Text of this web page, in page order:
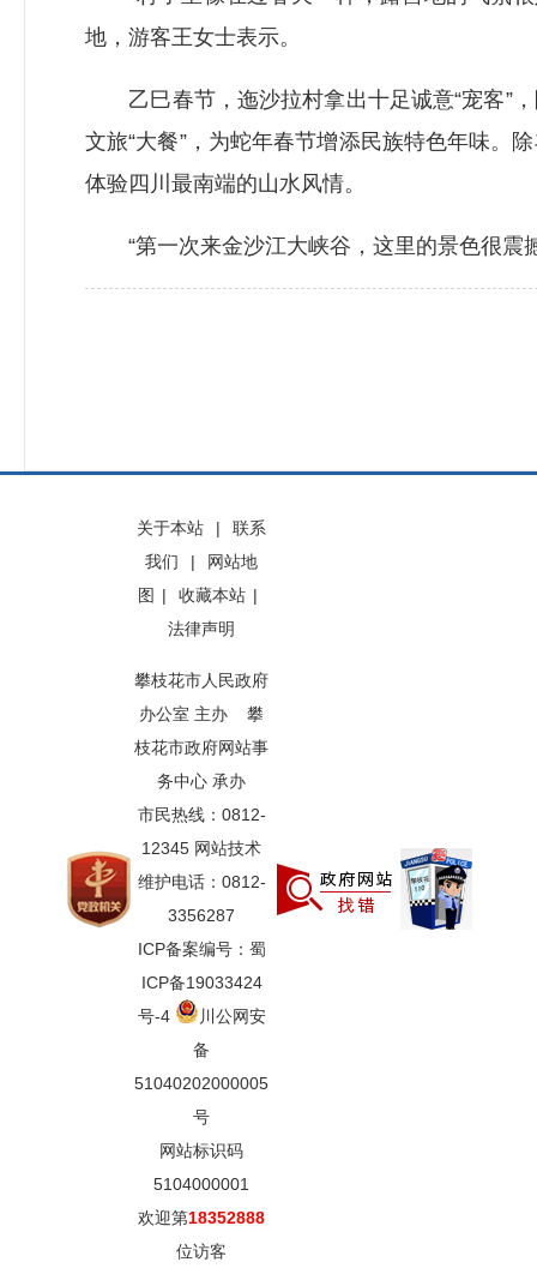
地，游客王女士表示。
乙巳春节，迤沙拉村拿出十足诚意“宠客”，
文旅“大餐”，为蛇年春节增添民族特色年味。
体验四川最南端的山水风情。
“第一次来金沙江大峡谷，这里的景色很震
关于本站 |
联系
我们
|
网站地
图 | 收藏本站 |
法律声明
攀枝花市人民政府
办公室 主办 攀
枝花市政府网站事
务中心 承办
市民热线：0812-
12345 网站技术
维护电话：0812-
3356287
ICP备案编号：蜀
ICP备19033424
号-4
川公网安
备
51040202000005
号
网站标识码
5104000001
欢迎第18352888
位访客